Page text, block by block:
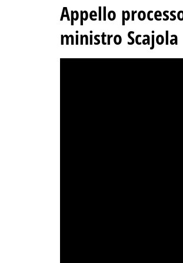
Appello
ministro Scajola